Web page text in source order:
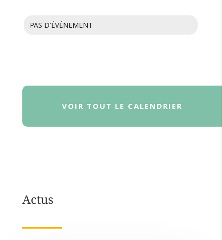
PAS D'ÉVÉNEMENT
VOIR TOUT LE CALENDRIER
Actus